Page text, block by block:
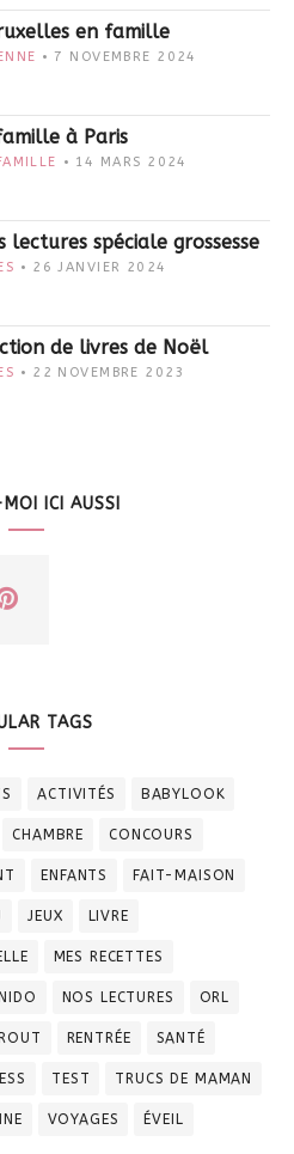
en famille
7 NOVEMBRE 2024
à Paris
14 MARS 2024
lectures spéciale grossesse
26 JANVIER 2024
de livres de Noël
22 NOVEMBRE 2023
ICI AUSSI
TAGS
ACTIVITÉS BABYLOOK
CHAMBRE CONCOURS
ENFANTS FAIT-MAISON
JEUX LIVRE
MES RECETTES
NOS LECTURES ORL
RENTRÉE SANTÉ
TEST TRUCS DE MAMAN
VOYAGES ÉVEIL